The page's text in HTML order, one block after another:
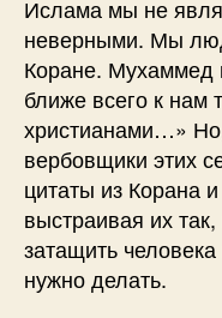
Ислама мы не
неверными. Мы
Коране. Мухаммед
ближе всего к нам
христианами…»
вербовщики этих
цитаты из Корана
выстраивая их
затащить человека
нужно делать.